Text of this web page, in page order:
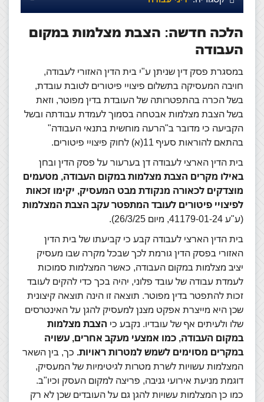
הלכה חדשה: הצבת מצלמות במקום
העבודה
במסגרת פסק דין שניתן ע"י בית הדין האזורי לעבודה,
חויבה המעסיקה בתשלום פיצויי פיטורים לטובת עובדת,
בשל הכרה בהתפטרותה של העובדת בדין מפוטר, וזאת
בשל הצבת מצלמות אבטחה בסמוך לעמדת עבודתה ובשל
הקביעה כי מדובר ב"הרעה מוחשית בתנאי העבודה"
בהתאם להוראות סעיף 11(א) לחוק פיצויי פיטורים.
בית הדין הארצי לעבודה דן בערעור על פסק הדין ובחן
באילו מקרים הצבת מצלמות במקום העבודה, מטעמים
מוצדקים לכאורה מנקודת מבט המעסיק, יקימו זכאות
לפיצויי פיטורים לעובד המתפטר עקב הצבת המצלמות
(ע"ע 41179-01-24, מיום 26/3/25).
בית הדין הארצי לעבודה קבע כי קביעתו של בית הדין
האזורי בפסק הדין גורמת לכך שבכל מקרה שבו מעסיק
יציב מצלמות במקום העבודה, כאשר המצלמות סמוכות
לעמדת עבודה של עובד פלוני, יהיה בכך כדי להקים לעובד
זכות להתפטר בדין מפוטר. תוצאה זו הינה תוצאה קיצונית
שכן היא מייצרת אפקט מצנן למעסיק להגן על האינטרסים
שלו ולעיתים אף של עובדיו. נקבע כי הצבת מצלמות
במקום העבודה, כמו אמצעי מעקב אחרים, עשויה
במקרים מסוימים לשמש למטרות ראויות. כך, בין השאר
המצלמות עשויות לשרת מטרות לגיטימיות של המעסיק,
דוגמת מניעת אירועי גניבה, פריצה למקום העסק וכיו"ב.
כמו כן המצלמות עשויות להגן גם על העובדים שכן לא רק